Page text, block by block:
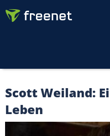
Scott Weiland:
Leben